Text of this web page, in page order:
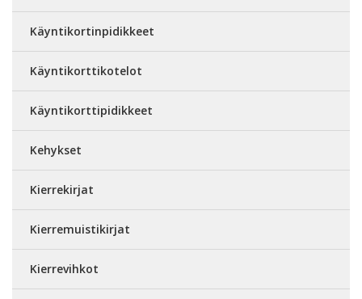
Käyntikortinpidikkeet
Käyntikorttikotelot
Käyntikorttipidikkeet
Kehykset
Kierrekirjat
Kierremuistikirjat
Kierrevihkot